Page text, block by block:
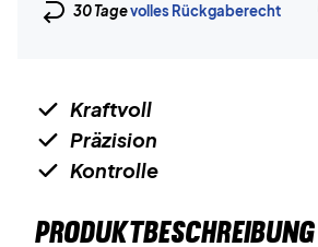
30 Tagevolles Rückgaberecht
Kraftvoll
Präzision
Kontrolle
PRODUKTBESCHREIBUNG